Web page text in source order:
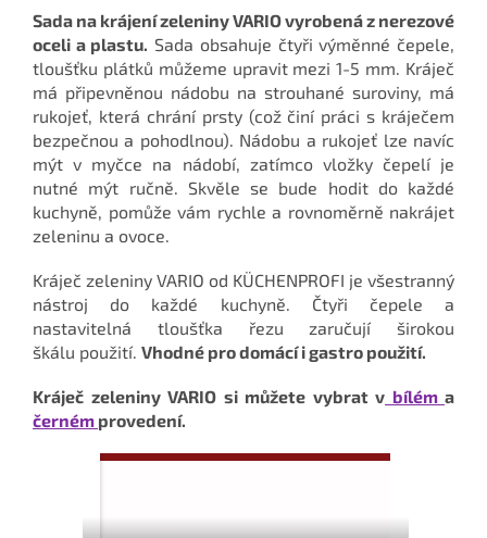
Sada na krájení zeleniny VARIOvyrobená z nerezové
oceli a plastu. Sada obsahuje čtyři výměnné čepele,
tloušťku plátků můžeme upravit mezi 1-5 mm. Kráječ
má připevněnou nádobu na strouhané suroviny, má
rukojeť, která chrání prsty (což činí práci s kráječem
bezpečnou a pohodlnou). Nádobu a rukojeť lze navíc
mýt v myčce na nádobí, zatímco vložky čepelí je
nutné mýt ručně. Skvěle se bude hodit do každé
kuchyně, pomůže vám rychle a rovnoměrně nakrájet
zeleninu a ovoce.
Kráječ zeleniny VARIO od KÜCHENPROFI je všestranný
nástroj do každé kuchyně. Čtyři čepele a
nastavitelná tloušťka řezu zaručují širokou
škálu použití. Vhodné pro domácí i gastro použití.
Kráječ zeleniny VARIO si můžete vybrat v bílém a
černém provedení.